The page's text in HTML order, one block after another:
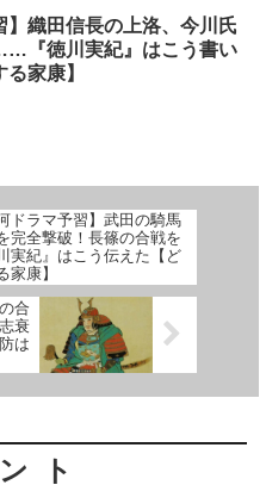
】織田信長の上洛、今川氏
『徳川実紀』はこう書い
家康】
ドラマ予習】武田の騎馬
完全撃破！長篠の合戦を
実紀』はこう伝えた【ど
家康】
合
衰
は
ト